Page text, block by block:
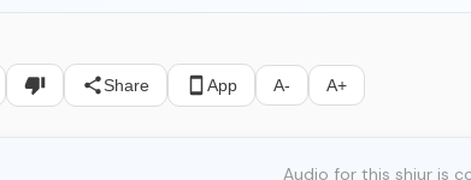
Share App A- A+
Audio for this shiur is